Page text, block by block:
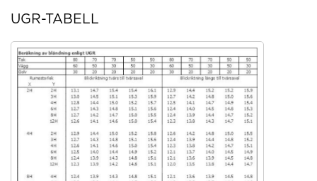
UGR-TABELL